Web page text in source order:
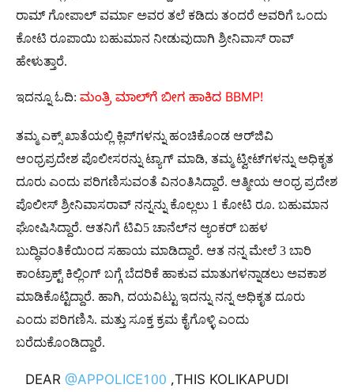
ರಾಮ್ ಗೋಪಾಲ್ ವರ್ಮಾ ಅವರ ತಲೆ ಕಡಿದು ತಂದರೆ ಅವರಿಗೆ ಒಂದು
ಕೋಟಿ ರೂಪಾಯಿ ಬಹುಮಾನ ನೀಡುವುದಾಗಿ ಶ್ರೀನಿವಾಸ್ ರಾವ್
ಹೇಳುತ್ತಾರೆ.
ಇದನ್ನೂ ಓದಿ: ಮಂತ್ರಿ ಮಾಲ್‌ಗೆ ಬೀಗ ಹಾಕಿದ BBMP!
ತಮ್ಮ ಎಕ್ಸ್ ಖಾತೆಯಲ್ಲಿ ಕ್ಲಿಪ್‌ಗಳನ್ನು ಹಂಚಿಕೊಂಡ ಆರ್‌ಜಿವಿ
ಆಂಧ್ರಪ್ರದೇಶ ಪೊಲೀಸರನ್ನು ಟ್ಯಾಗ್ ಮಾಡಿ, ತಮ್ಮ ಟ್ವೀಟ್‌ಗಳನ್ನು ಅಧಿಕೃತ
ದೂರು ಎಂದು ಪರಿಗಣಿಸುವಂತೆ ವಿನಂತಿಸಿದ್ದಾರೆ. ಆತ್ಮೀಯ ಆಂಧ್ರ ಪ್ರದೇಶ
ಪೊಲೀಸ್ ಶ್ರೀನಿವಾಸರಾವ್ ನನ್ನನ್ನು ಕೊಲ್ಲಲು 1 ಕೋಟಿ ರೂ. ಬಹುಮಾನ
ಘೋಷಿಸಿದ್ದಾರೆ. ಆತನಿಗೆ ಟಿವಿ5 ಚಾನೆಲ್‌ನ ಆ್ಯಂಕರ್ ಬಹಳ
ಬುದ್ಧಿವಂತಿಕೆಯಿಂದ ಸಹಾಯ ಮಾಡಿದ್ದಾರೆ. ಆತ ನನ್ನ ಮೇಲೆ 3 ಬಾರಿ
ಕಾಂಟ್ರಾಕ್ಟ್ ಕಿಲ್ಲಿಂಗ್ ಬಗ್ಗೆ ಬೆದರಿಕೆ ಹಾಕುವ ಮಾತುಗಳನ್ನಾಡಲು ಅವಕಾಶ
ಮಾಡಿಕೊಟ್ಟಿದ್ದಾರೆ. ಹಾಗಿ, ದಯವಿಟ್ಟು ಇದನ್ನು ನನ್ನ ಅಧಿಕೃತ ದೂರು
ಎಂದು ಪರಿಗಣಿಸಿ. ಮತ್ತು ಸೂಕ್ತ ಕ್ರಮ ಕೈಗೊಳ್ಳಿ ಎಂದು
ಬರೆದುಕೊಂಡಿದ್ದಾರೆ.
DEAR ⁦@APPOLICE100 ⁩ ,THIS KOLIKAPUDI